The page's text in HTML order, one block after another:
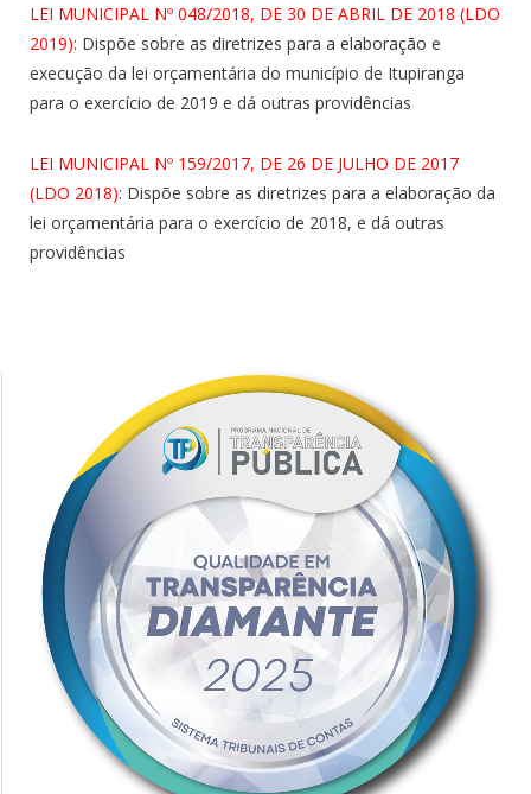
LEI MUNICIPAL Nº 048/2018, DE 30 DE ABRIL DE 2018 (LDO
2019): Dispõe sobre as diretrizes para a elaboração e
execução da lei orçamentária do município de Itupiranga
para o exercício de 2019 e dá outras providências
LEI MUNICIPAL Nº 159/2017, DE 26 DE JULHO DE 2017
(LDO 2018): Dispõe sobre as diretrizes para a elaboração da
lei orçamentária para o exercício de 2018, e dá outras
providências